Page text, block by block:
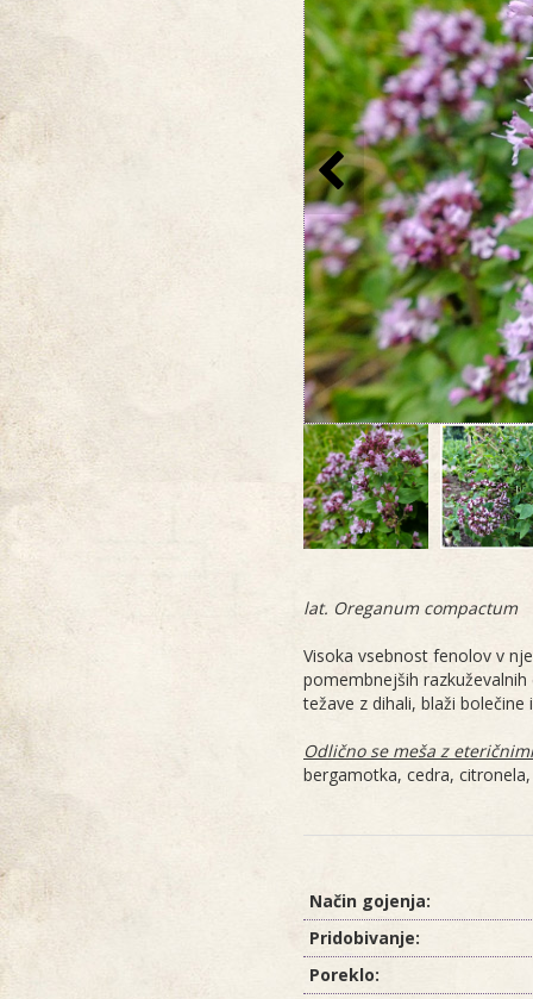
lat. Oreganum compactum
Visoka vsebnost fenolov v
pomembnejših
težave z dihali, blaži
Odlično se meša z
bergamotka, cedra,
Način gojenja:
Pridobivanje:
Poreklo: